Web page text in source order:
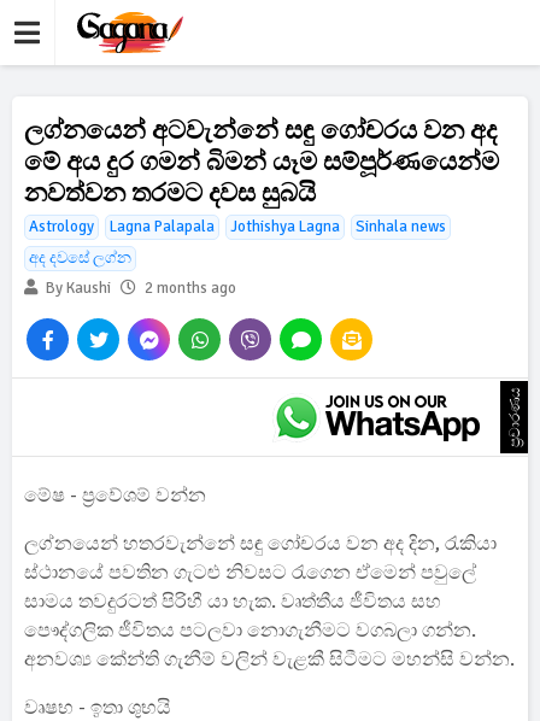
ලග්නයෙන් අටවැන්නේ සඳු ගෝචරය වන අද
මේ අය දුර ගමන් බිමන් යෑම සම්පූර්ණයෙන්ම
නවත්වන තරමට දවස සුබයි
Astrology Lagna Palapala Jothishya Lagna
Sinhala news
අද දවසේ ලග්න
By Kaushi
2 months ago
ප්‍රචාරණය
මේෂ - ප්‍රවේශම් වන්න
ලග්නයෙන් හතරවැන්නේ සඳු ගෝචරය වන අද දින, රැකියා
ස්ථානයේ පවතින ගැටළු නිවසට රැගෙන ඒමෙන් පවුලේ
සාමය තවදුරටත් පිරිහී යා හැක. වෘත්තීය ජීවිතය සහ
පෞද්ගලික ජීවිතය පටලවා නොගැනීමට වගබලා ගන්න.
අනවශ්‍ය කේන්ති ගැනීම් වලින් වැළකී සිටීමට මහන්සි වන්න.
වෘෂභ - ඉතා ශුභයි